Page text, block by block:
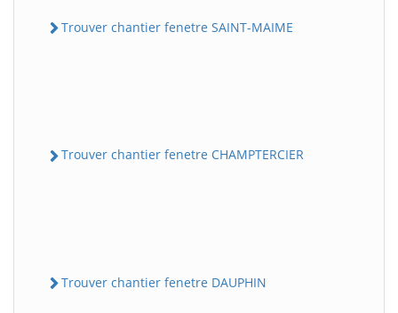
Trouver chantier fenetre SAINT-MAIME
Trouver chantier fenetre CHAMPTERCIER
Trouver chantier fenetre DAUPHIN